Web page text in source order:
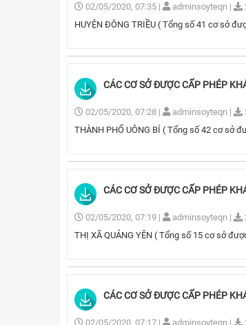
02/05/2020, 07:35 | adminsoyteqn |
HUYỆN ĐÔNG TRIỀU ( Tổng số 41 cơ sở
CÁC CƠ SỞ ĐƯỢC CẤP PHÉP
02/05/2020, 07:28 | adminsoyteqn |
THÀNH PHỐ UÔNG BÍ ( Tổng số 42 cơ sở
CÁC CƠ SỞ ĐƯỢC CẤP PHÉP
02/05/2020, 07:19 | adminsoyteqn |
THỊ XÃ QUẢNG YÊN ( Tổng số 15 cơ sở
CÁC CƠ SỞ ĐƯỢC CẤP PHÉP
02/05/2020, 07:17 | adminsoyteqn |